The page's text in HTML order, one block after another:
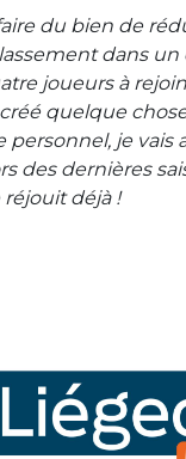
du bien de
dans
joueurs à
quelque
personnel, je
des dernières
déjà !